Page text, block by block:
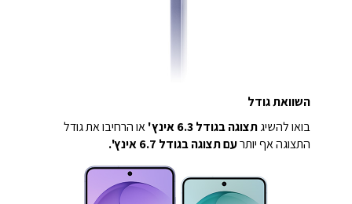
השוואת גודל
בואו להשיגתצוגה בגודל 6.3 אינץ'
או הרחיבו את גודל
התצוגה אף יותרעם תצוגה בגודל 6.7 אינץ'.